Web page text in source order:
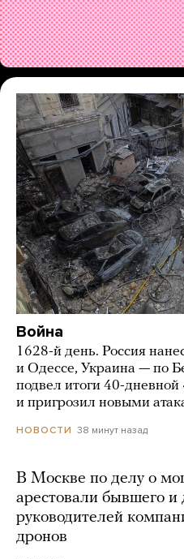
Война
1628-й день. Россия
и Одессе, Украина — по
подвел итоги 40-
и пригрозил новыми
НОВОСТИ 38 минут назад
В Москве по делу о
арестовали бывшего и
руководителей
дронов